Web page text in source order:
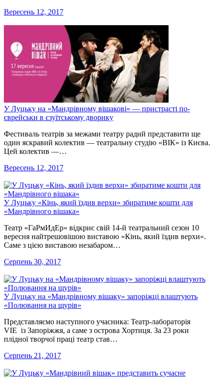
Вересень 12, 2017
У Луцьку на «Мандрівному вішакові» — пристрасті по-
єврейськи в єзуїтському дворику
Фестиваль театрів за межами театру радий представити ще
один яскравий колектив — театральну студію «ВІК» із Києва.
Цей колектив —…
Вересень 12, 2017
У Луцьку «Кінь, який їздив верхи» збиратиме кошти для
«Мандрівного вішака»
Театр «ГаРмИдЕр» відкриє свій 14-й театральний сезон 10
вересня найтрешовішою виставою «Кінь, який їздив верхи».
Саме з цією виставою незабаром…
Серпень 30, 2017
У Луцьку на «Мандрівному вішаку» запоріжці влаштують
«Полювання на щурів»
Представляємо наступного учасника: Театр-лабораторія
VIE із Запоріжжя, а саме з острова Хортиця. За 23 роки
плідної творчої праці театр став…
Серпень 21, 2017